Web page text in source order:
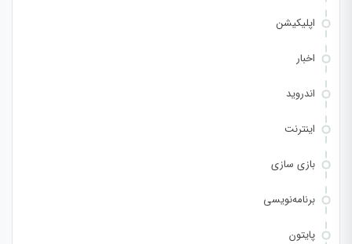
اپلیکیشن
اخبار
اندروید
اینترنت
بازی سازی
برنامه‌نویسی
پایتون